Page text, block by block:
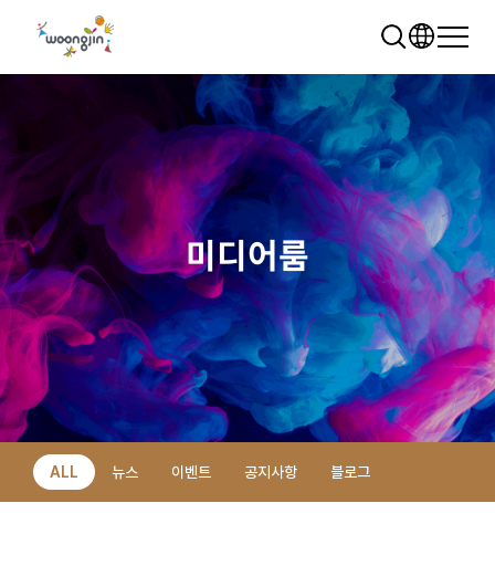
추천 검색어
WRMS WDMS SAP ERP
렌탈 모빌리티 클라우드
미디어룸
ALL 뉴스 이벤트 공지사항 블로그